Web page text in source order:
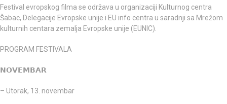
Festival evropskog filma se održava u organizaciji Kulturnog centra
Šabac, Delegacije Evropske unije i EU info centra u saradnji sa Mrežom
kulturnih centara zemalja Evropske unije (EUNIC).
PROGRAM FESTIVALA
𝗡𝗢𝗩𝗘𝗠𝗕𝗔𝗥
– Utorak, 13. novembar